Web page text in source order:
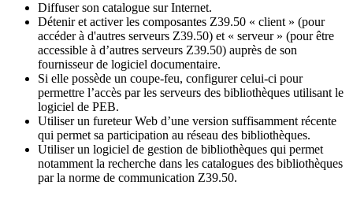
Diffuser son catalogue sur Internet.
Détenir et activer les composantes Z39.50 « client » (pour
accéder à d'autres serveurs Z39.50) et « serveur » (pour être
accessible à d’autres serveurs Z39.50) auprès de son
fournisseur de logiciel documentaire.
Si elle possède un coupe-feu, configurer celui-ci pour
permettre l’accès par les serveurs des bibliothèques utilisant le
logiciel de PEB.
Utiliser un fureteur Web d’une version suffisamment récente
qui permet sa participation au réseau des bibliothèques.
Utiliser un logiciel de gestion de bibliothèques qui permet
notamment la recherche dans les catalogues des bibliothèques
par la norme de communication Z39.50.